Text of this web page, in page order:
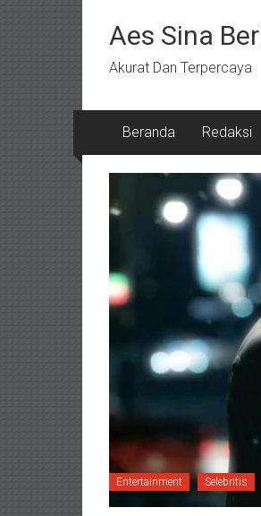
kontenAes Sina
Akurat Dan Terpercaya
Beranda Redaksi
Entertainment Selebritis